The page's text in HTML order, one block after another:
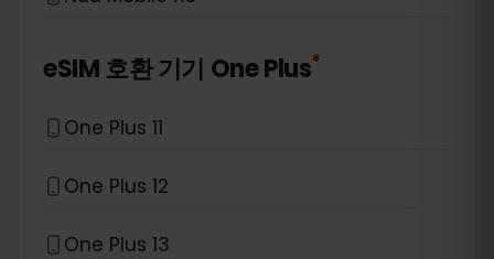
eSIM 호환 기기 One Plus*
One Plus 11
One Plus 12
One Plus 13